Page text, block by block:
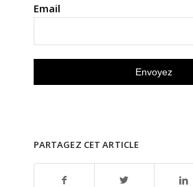
Email
PARTAGEZ CET ARTICLE